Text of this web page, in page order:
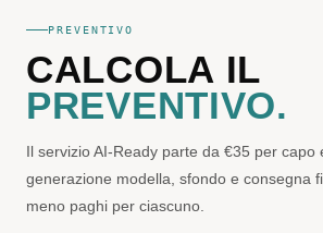
PREVENTIVO
CALCOLA IL
PREVENTIVO.
Il servizio AI-Ready parte da €35 per capo
generazione modella, sfondo e consegna
meno paghi per ciascuno.